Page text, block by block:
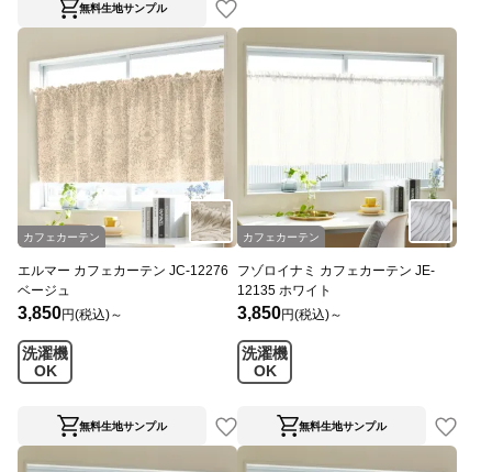
無料生地サンプル
カフェカーテン
エルマー カフェカーテン JC-12276
ベージュ
3,850円(税込)～
洗濯機
OK
無料生地サンプル
カフェカーテン
フゾロイナミ カフェカーテン JE-
12135 ホワイト
3,850円(税込)～
洗濯機
OK
無料生地サンプル